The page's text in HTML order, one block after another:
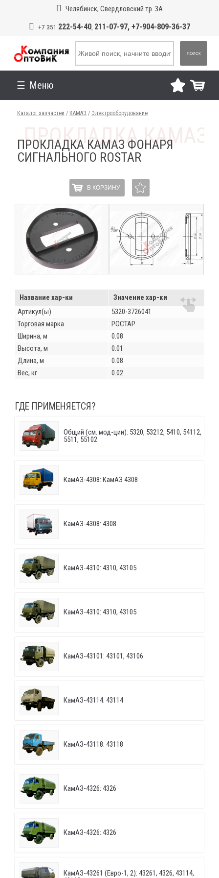
Челябинск, Свердловский тр. 3А
+7 351 222-54-40, 211-07-97, +7-904-809-36-37
ПОИСК
Меню
Каталог запчастей / КАМАЗ / Электрооборудование
ПРОКЛАДКА КАМАЗ ФОНАРЯ
СИГНАЛЬНОГО ROSTAR
В КОРЗИНУ
Название хар-ки
Значение хар-ки
Артикул(ы)
5320-3726041
Торговая марка
РОСТАР
Ширина, м
0.08
Высота, м
0.01
Длина, м
0.08
Вес, кг
0.02
ГДЕ ПРИМЕНЯЕТСЯ?
Общий (см. мод-ции): 5320, 53212, 5410, 54112,
5511, 55102
КамАЗ-4308: КамАЗ 4308
КамАЗ-4308: 4308
КамАЗ-4310: 4310, 43105
КамАЗ-4310: 4310, 43105
КамАЗ-43101: 43101, 43106
КамАЗ-43114: 43114
КамАЗ-43118: 43118
КамАЗ-4326: 4326
КамАЗ-4326: 4326
КамАЗ-43261 (Евро-1, 2): 43261, 4326, 43114,